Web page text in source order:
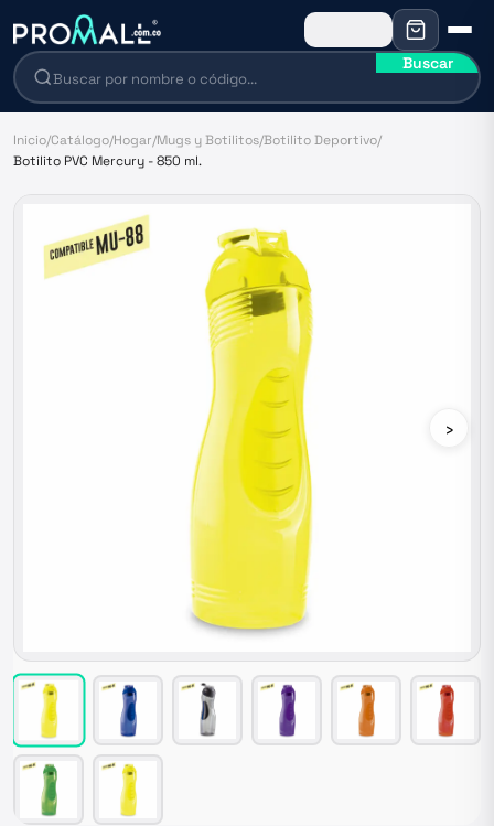
Buscar
Inicio/Catálogo/Hogar/Mugs y Botilitos/Botilito Deportivo/
Botilito PVC Mercury - 850 ml.
›